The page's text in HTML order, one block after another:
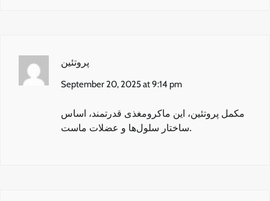
پروتئین
September 20, 2025 at 9:14 pm
مکمل پروتئین، این ماکرومغذی قدرتمند، اساس
ساختار سلول‌ها و عضلات ماست.